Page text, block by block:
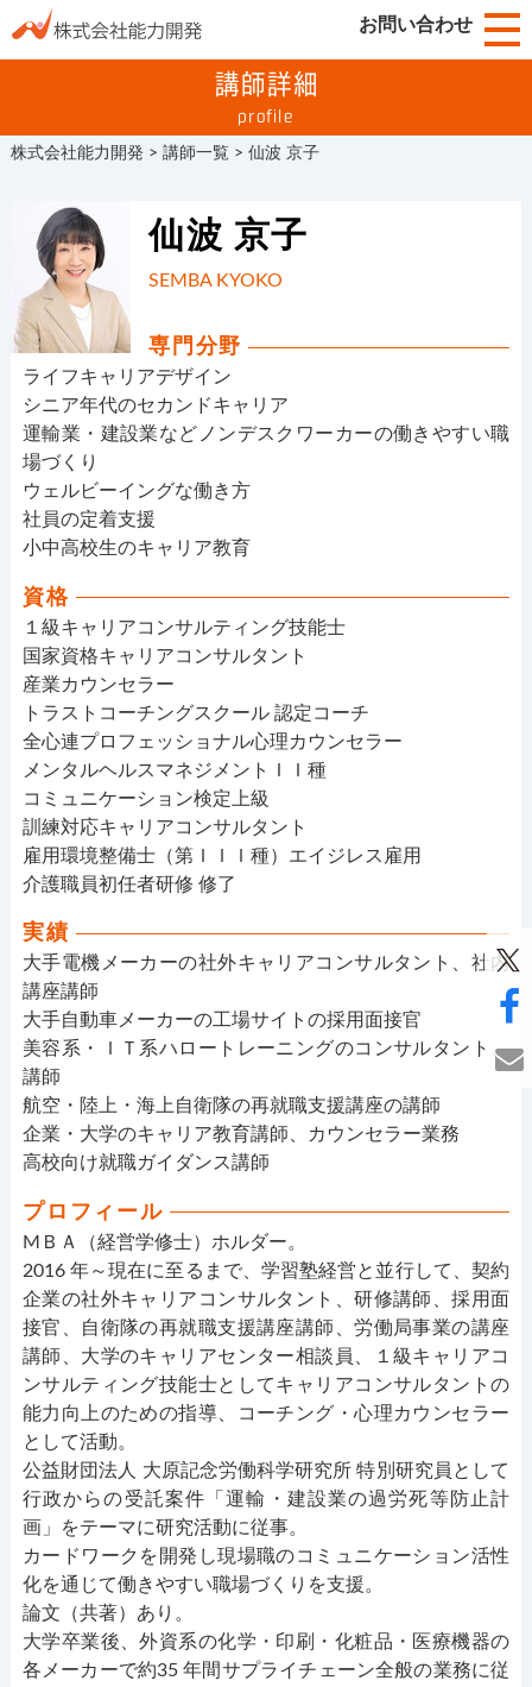
お問い合わせ
講師詳細
profile
株式会社能力開発 > 講師一覧 > 仙波 京子
仙波 京子
SEMBA KYOKO
専門分野
ライフキャリアデザイン
シニア年代のセカンドキャリア
運輸業・建設業などノンデスクワーカーの働きやすい職
場づくり
ウェルビーイングな働き方
社員の定着支援
小中高校生のキャリア教育
資格
１級キャリアコンサルティング技能士
国家資格キャリアコンサルタント
産業カウンセラー
トラストコーチングスクール 認定コーチ
全心連プロフェッショナル心理カウンセラー
メンタルヘルスマネジメントＩＩ種
コミュニケーション検定上級
訓練対応キャリアコンサルタント
雇用環境整備士（第ＩＩＩ種）エイジレス雇用
介護職員初任者研修 修了
実績
大手電機メーカーの社外キャリアコンサルタント、社内
講座講師
大手自動車メーカーの工場サイトの採用面接官
美容系・ＩＴ系ハロートレーニングのコンサルタント、
講師
航空・陸上・海上自衛隊の再就職支援講座の講師
企業・大学のキャリア教育講師、カウンセラー業務
高校向け就職ガイダンス講師
プロフィール
МＢＡ（経営学修士）ホルダー。
2016 年～現在に至るまで、学習塾経営と並行して、契約
企業の社外キャリアコンサルタント、研修講師、採用面
接官、自衛隊の再就職支援講座講師、労働局事業の講座
講師、大学のキャリアセンター相談員、１級キャリアコ
ンサルティング技能士としてキャリアコンサルタントの
能力向上のための指導、コーチング・心理カウンセラー
として活動。
公益財団法人 大原記念労働科学研究所 特別研究員として
行政からの受託案件「運輸・建設業の過労死等防止計
画」をテーマに研究活動に従事。
カードワークを開発し現場職のコミュニケーション活性
化を通じて働きやすい職場づくりを支援。
論文（共著）あり。
大学卒業後、外資系の化学・印刷・化粧品・医療機器の
各メーカーで約35 年間サプライチェーン全般の業務に従